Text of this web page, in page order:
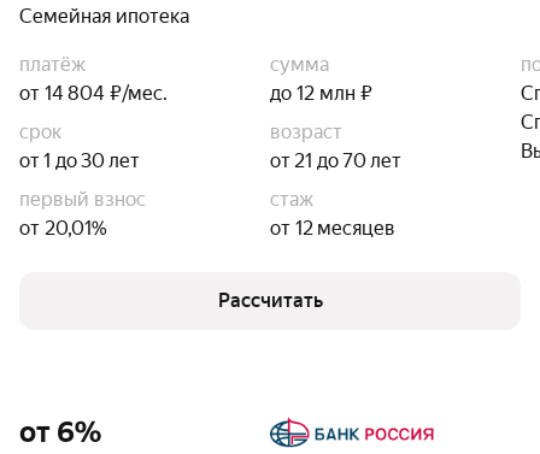
Семейная ипотека
платёж
от 14 804 ₽/мес.
сумма
до 12 млн ₽
срок
от 1 до 30 лет
возраст
от 21 до 70 лет
первый взнос
от 20,01%
стаж
от 12 месяцев
Рассчитать
от 6%